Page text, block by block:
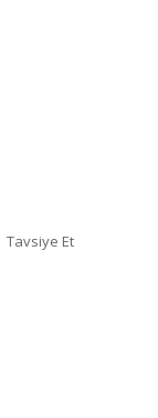
Tavsiye Et